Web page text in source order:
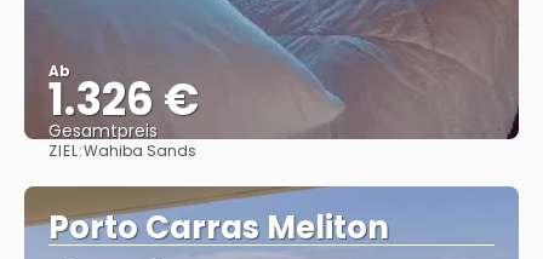
Ab
1.326 €
Gesamtpreis
ZIEL:Wahiba Sands
Porto Carras Meliton